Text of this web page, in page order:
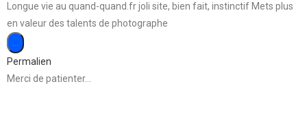
Longue vie au quand-quand.fr joli site, bien fait, instinctif Mets plus
en valeur des talents de photographe
Permalien
Merci de patienter…